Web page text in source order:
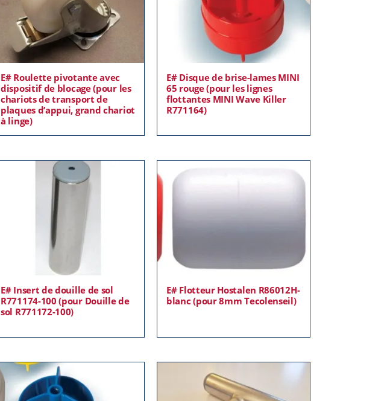
E# Roulette pivotante avec
dispositif de blocage (pour les
chariots de transport de
plaques d’appui, grand chariot
à linge)
E# Disque de brise-lames MINI
65 rouge (pour les lignes
flottantes MINI Wave Killer
R771164)
E# Insert de douille de sol
R771174-100 (pour Douille de
sol R771172-100)
E# Flotteur Hostalen R86012H-
blanc (pour 8mm Tecolenseil)